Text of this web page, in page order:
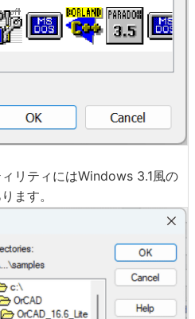
リティにはWindows 3.1風の
ます。